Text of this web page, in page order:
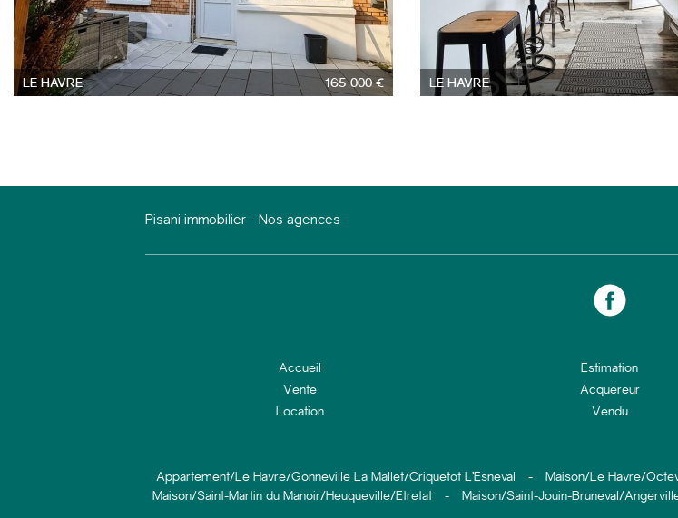
LE HAVRE 165 000 € LE HAVRE
Pisani immobilier - Nos agences
Accueil
Vente
Location
Estimation
Acquéreur
Vendu
Appartement/Le Havre/Gonneville La Mallet/Criquetot L’Esneval - Maison/Le Havre/
Maison/Saint-Martin du Manoir/Heuqueville/Etretat
- Maison/Saint-Jouin-Bruneval/